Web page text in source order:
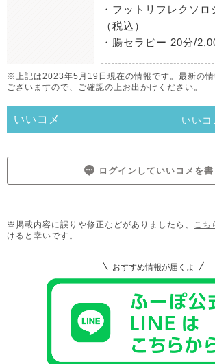
・フットリフレクソ
（税込）
・腸セラピー 20分/
※上記は2023年5月19日現在の情報です。最新の
ございますので、ご確認の上お出かけください。
いいコメ いいコ
ログインしていいコメを書
※掲載内容に誤りや修正などがありましたら、 こち
けると幸いです。
おすすめ情報が届くよ